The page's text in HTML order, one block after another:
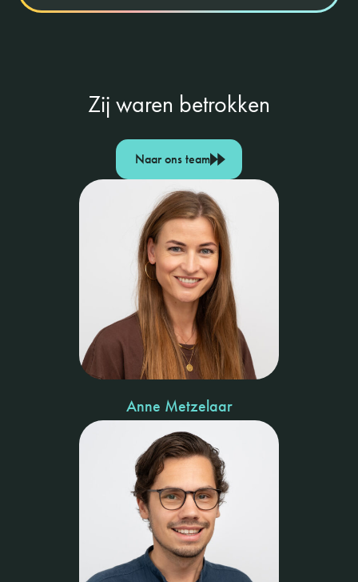
Zij waren betrokken
Naar ons team
Anne Metzelaar